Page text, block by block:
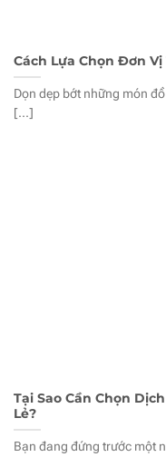
Cách Lựa Chọn Đơn
Dọn dẹp bớt những món
[...]
Tại Sao Cần Chọn
Lẻ?
Bạn đang đứng trước một